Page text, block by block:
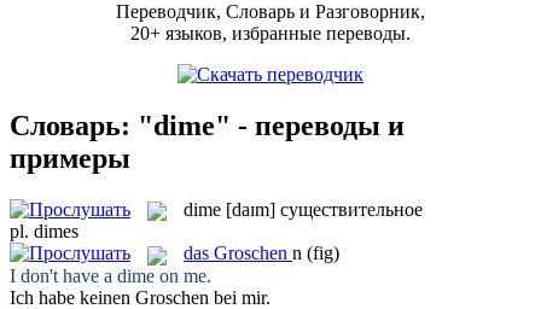
Переводчик, Словарь и Разговорник,
20+ языков, избранные переводы.
Словарь: "dime" - переводы и
примеры
dime [daɪm] существительное
pl. dimes
das Groschen n (fig)
I don't have a dime on me.
Ich habe keinen Groschen bei mir.